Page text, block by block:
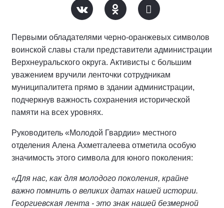
Первыми обладателями черно-оранжевых символов
воинской славы стали представители администрации
Верхнеуральского округа. Активисты с большим
уважением вручили ленточки сотрудникам
муниципалитета прямо в здании администрации,
подчеркнув важность сохранения исторической
памяти на всех уровнях.
Руководитель «Молодой Гвардии» местного
отделения Алена Ахметгалеева отметила особую
значимость этого символа для юного поколения:
«Для нас, как для молодого поколения, крайне
важно помнить о великих датах нашей истории.
Георгиевская лента - это знак нашей безмерной